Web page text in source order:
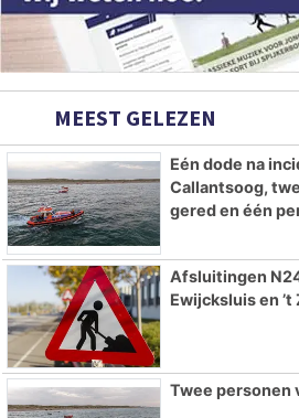
MEEST GELEZEN
Eén dode na
Callantsoog,
gered en één
Afsluitingen
Ewijcksluis en
Twee personen